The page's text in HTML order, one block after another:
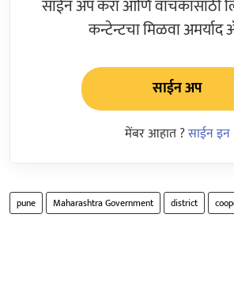
साईन अप करा आणि वाचकांसाठी
कन्टेन्टचा मिळवा
साईन अप
मेंबर आहात ?साईन इन
pune Maharashtra Government district